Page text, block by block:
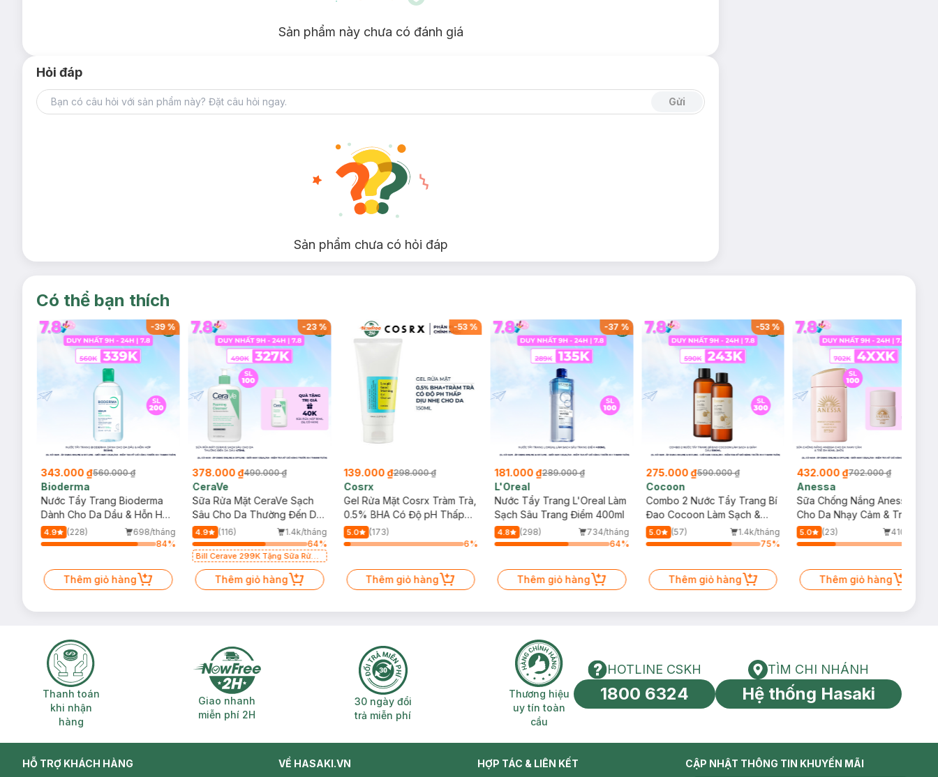
Sản phẩm này chưa có đánh giá
Hỏi đáp
Gửi
Sản phẩm chưa có hỏi đáp
Có thể bạn thích
-39%
343.000 ₫560.000 ₫
Bioderma
Nước Tẩy Trang Bioderma
Dành Cho Da Dầu & Hỗn Hợp
500ml
4.9 (228)
698/tháng
84%
Thêm giỏ hàng
-23%
378.000 ₫490.000 ₫
CeraVe
Sữa Rửa Mặt CeraVe Sạch
Sâu Cho Da Thường Đến Da
Dầu 473ml
4.9 (116)
1.4k/tháng
64%
Bill Cerave 299K Tặng Sữa Rửa
Mặt Cerave 30ml (SL có hạn)
Thêm giỏ hàng
-53%
139.000 ₫298.000 ₫
Cosrx
Gel Rửa Mặt Cosrx Tràm Trà,
0.5% BHA Có Độ pH Thấp
150ml
5.0
(173)
6%
Thêm giỏ hàng
-37 %
181.000 ₫289.000 ₫
L'Oreal
Nước Tẩy Trang L'Oreal Làm
Sạch Sâu Trang Điểm 400ml
4.8 (298)
734/tháng
64%
Thêm giỏ hàng
-53%
275.000 ₫590.000 ₫
Cocoon
Combo 2 Nước Tẩy Trang Bí
Đao Cocoon Làm Sạch &
Giảm Dầu 500ml
5.0 (57)
1.4k/tháng
75%
Thêm giỏ hàng
432.000 ₫702.000 ₫
Anessa
Sữa Chống Nắng Anessa
Cho Da Nhạy Cảm & Trẻ Em
60ml (Mới)
5.0 (23)
410/tháng
Thêm giỏ hàng
Thanh toán khi nhận hàng
Thanh toán
khi nhận
hàng
Giao nhanh miễn phí 2H
Giao nhanh
miễn phí 2H
30 ngày đổi trả miễn phí
30 ngày đổi
trả miễn phí
Thương hiệu uy tín toàn cầu
Thương hiệu
uy tín toàn
cầu
HOTLINE CSKH
HOTLINE CSKH
1800 6324
Tìm chi nhánh
TÌM CHI NHÁNH
Hệ thống Hasaki
HỖ TRỢ KHÁCH HÀNG VỀ HASAKI.VN HỢP TÁC & LIÊN KẾT CẬP NHẬT THÔNG TIN KHUYẾN MÃI